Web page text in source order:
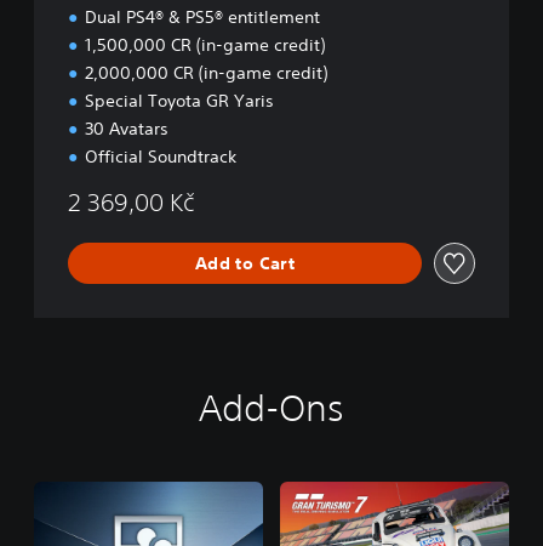
Dual PS4® & PS5® entitlement
1,500,000 CR (in-game credit)
2,000,000 CR (in-game credit)
Special Toyota GR Yaris
30 Avatars
Official Soundtrack
2 369,00 Kč
Add to Cart
Add-Ons